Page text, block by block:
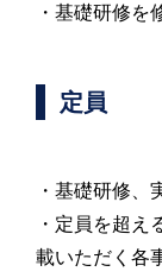
・基礎研修を
定員
・基礎研修、
・定員を超
載いただく各